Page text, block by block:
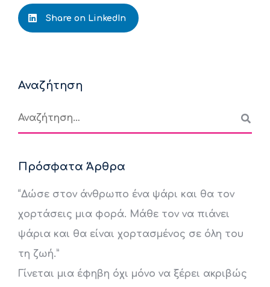
Share on LinkedIn
Αναζήτηση
Πρόσφατα Άρθρα
“Δώσε στον άνθρωπο ένα ψάρι και θα τον
χορτάσεις μια φορά. Μάθε τον να πιάνει
ψάρια και θα είναι χορτασμένος σε όλη του
τη ζωή.”
Γίνεται μια έφηβη όχι μόνο να ξέρει ακριβώς